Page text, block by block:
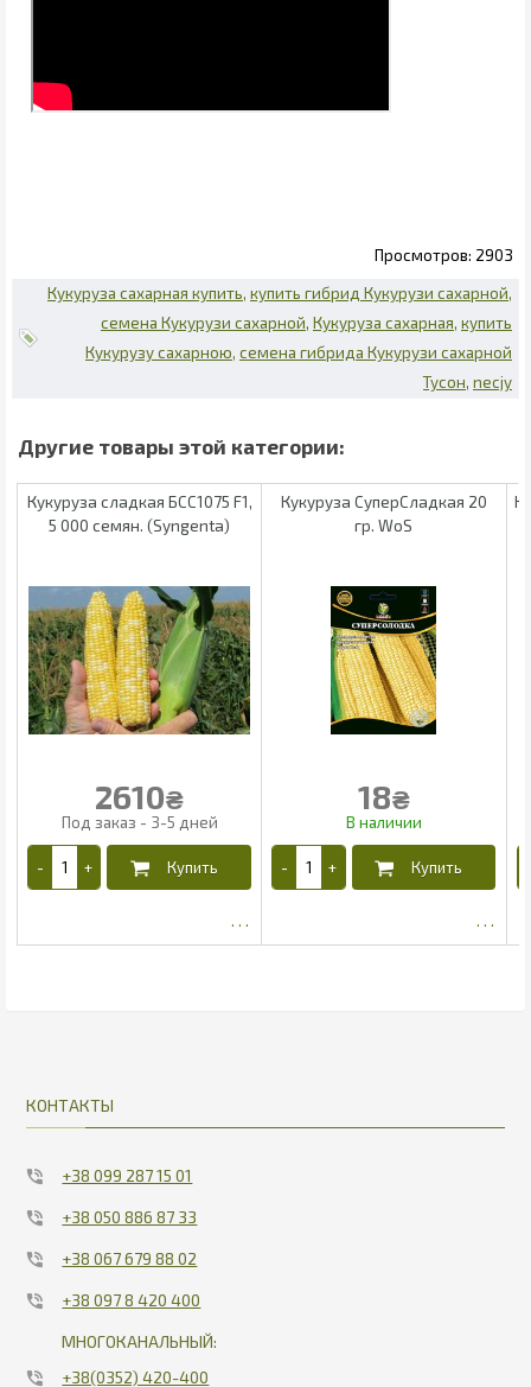
2903
Кукуруза сахарная купить купить гибрид Кукурузи сахарной
семена Кукурузи сахарной Кукуруза сахарная купить
Кукурузу сахарною семена гибрида Кукурузи сахарной
Тусон necjy
Кукуруза сладкая БСС1075 F1,
5 000 семян. (Syngenta)
2610₴
Кукуруза СуперСладкая 20
гр. WoS
18₴
КОНТАКТЫ
+38 099 287 15 01
+38 050 886 87 33
+38 067 679 88 02
+38 097 8 420 400
МНОГОКАНАЛЬНЫЙ:
+38(0352) 420-400